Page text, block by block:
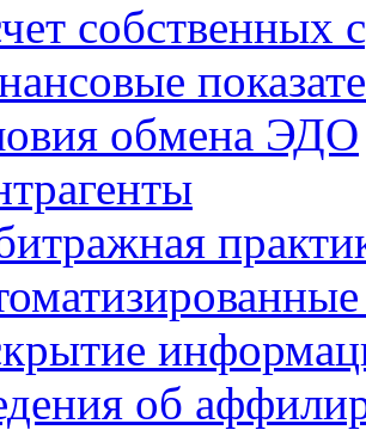
собственных
обмена ЭДО
об